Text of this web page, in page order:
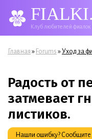
Клуб любителей фиалок
Вы здесь
Главная » Forums »Уход за
Радость от
затмевает
листиков.
Нашли ошибку?